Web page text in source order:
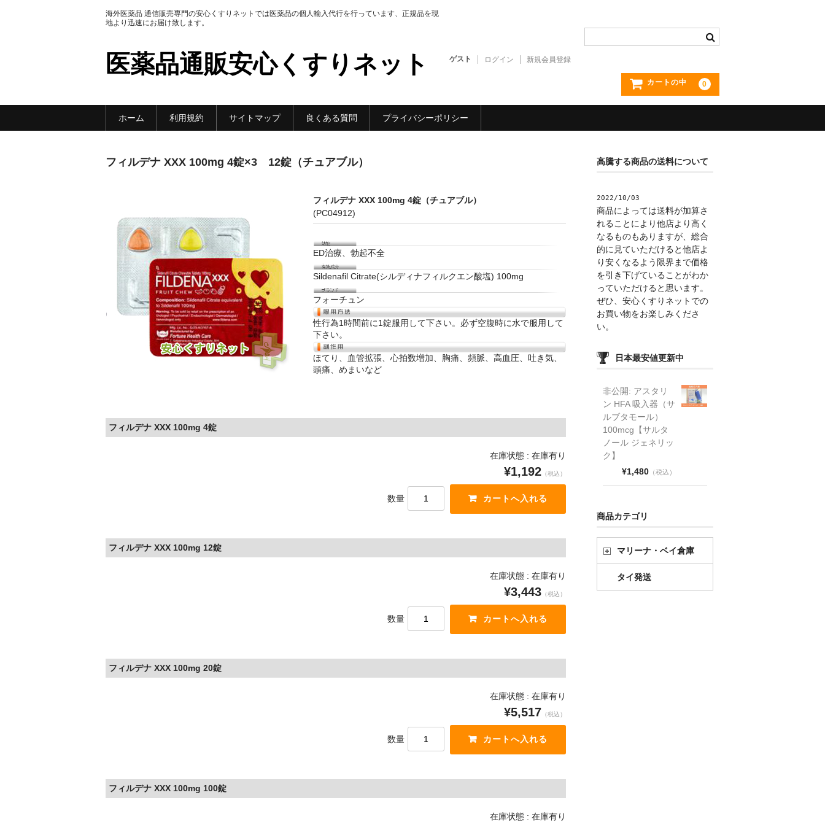
海外医薬品 通信販売専門の安心くすりネットでは医薬品の個人輸入代行を行っています、正規品を現
地より迅速にお届け致します。
医薬品通販安心くすりネット ゲスト ログイン 新規会員登録
カートの中 0
ホーム 利用規約 サイトマップ 良くある質問 プライバシーポリシー
フィルデナ XXX 100mg 4錠×3 12錠（チュアブル）
フィルデナ XXX 100mg 4錠（チュアブル）
(PC04912)
ED治療、勃起不全
Sildenafil Citrate(シルディナフィルクエン酸塩) 100mg
フォーチュン
性行為1時間前に1錠服用して下さい。必ず空腹時に水で服用して
下さい。
ほてり、血管拡張、心拍数増加、胸痛、頻脈、高血圧、吐き気、
頭痛、めまいなど
フィルデナ XXX 100mg 4錠
在庫状態 : 在庫有り
¥1,192 （税込）
数量
フィルデナ XXX 100mg 12錠
在庫状態 : 在庫有り
¥3,443 （税込）
数量
フィルデナ XXX 100mg 20錠
在庫状態 : 在庫有り
¥5,517 （税込）
数量
フィルデナ XXX 100mg 100錠
在庫状態 : 在庫有り
高騰する商品の送料について
2022/10/03
商品によっては送料が加算さ
れることにより他店より高く
なるものもありますが、総合
的に見ていただけると他店よ
り安くなるよう限界まで価格
を引き下げていることがわか
っていただけると思います。
ぜひ、安心くすりネットでの
お買い物をお楽しみくださ
い。
日本最安値更新中
非公開: アスタリ
ン HFA 吸入器（サ
ルブタモール）
100mcg【サルタ
ノール ジェネリッ
ク】
¥1,480 （税込）
商品カテゴリ
マリーナ・ベイ倉庫
タイ発送